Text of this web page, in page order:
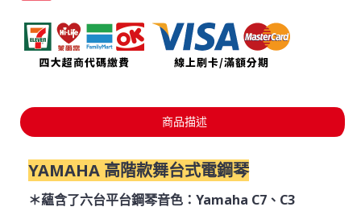
商品描述
YAMAHA 高階款舞台式電鋼琴
＊蘊含了六台平台鋼琴音色：Yamaha C7、C3